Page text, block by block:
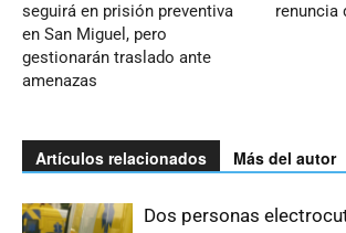
seguirá en prisión preventiva
en San Miguel, pero
gestionarán traslado ante
amenazas
renuncia
Artículos relacionados Más del autor
Dos personas